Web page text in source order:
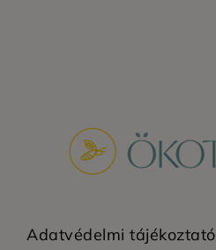
Adatvédelmi tájékoztató